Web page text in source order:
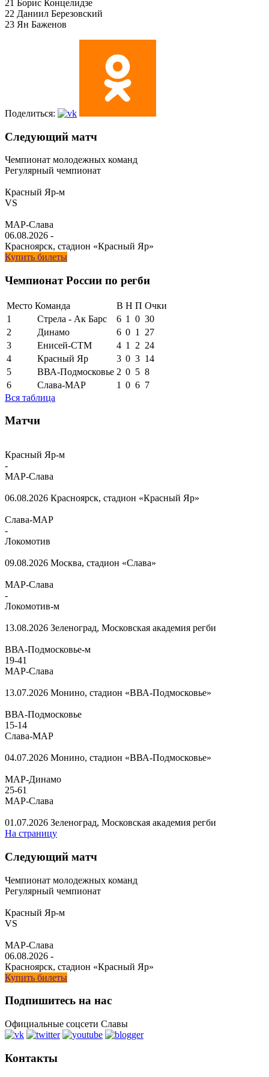
21 Борис Концелидзе
22 Даниил Березовский
23 Ян Баженов
Поделиться:
Следующий матч
Чемпионат молодежных команд
Регулярный чемпионат
Красный Яр-м
VS
МАР-Слава
06.08.2026 -
Красноярск, стадион «Красный Яр»
Купить билеты
Чемпионат России по регби
Место Команда В Н П Очки
1
Стрела - Ак Барс 6 1 0 30
2
Динамо 6 0 1
27
3
Енисей-СТМ 4 1 2 24
4
Красный Яр 3 0 3 14
5
ВВА-Подмосковье 2 0 5 8
6
Слава-МАР 1 0 6 7
Вся таблица
Матчи
Красный Яр-м
-
МАР-Слава
06.08.2026 Красноярск, стадион «Красный Яр»
Слава-МАР
-
Локомотив
09.08.2026 Москва, стадион «Слава»
МАР-Слава
-
Локомотив-м
13.08.2026 Зеленоград, Московская академия регби
ВВА-Подмосковье-м
19-41
МАР-Слава
13.07.2026 Монино, стадион «ВВА-Подмосковье»
ВВА-Подмосковье
15-14
Слава-МАР
04.07.2026 Монино, стадион «ВВА-Подмосковье»
МАР-Динамо
25-61
МАР-Слава
01.07.2026 Зеленоград, Московская академия регби
На страницу
Следующий матч
Чемпионат молодежных команд
Регулярный чемпионат
Красный Яр-м
VS
МАР-Слава
06.08.2026 -
Красноярск, стадион «Красный Яр»
Купить билеты
Подпишитесь на нас
Официальные соцсети Славы
Контакты